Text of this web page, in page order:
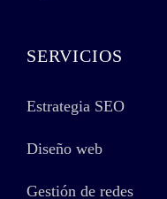
SERVICIOS
Estrategia SEO
Diseño web
Gestión de redes